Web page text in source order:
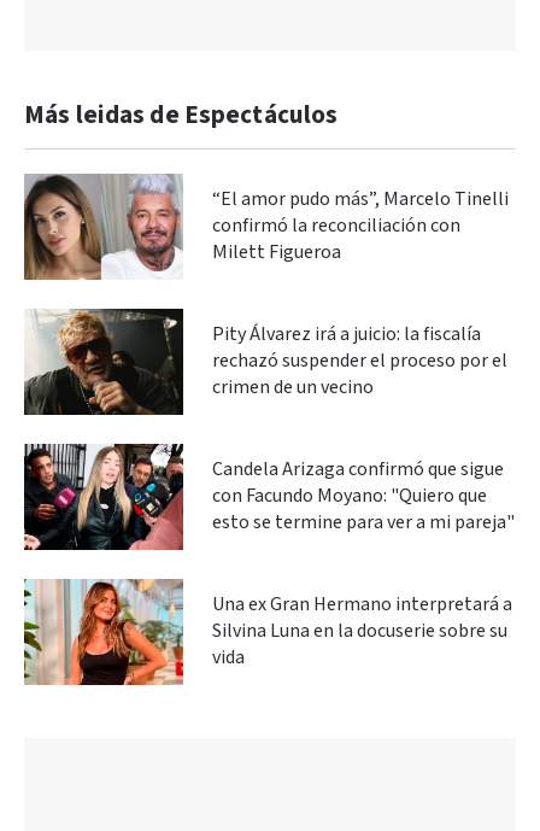
Más leidas de Espectáculos
“El amor pudo más”, Marcelo Tinelli
confirmó la reconciliación con
Milett Figueroa
Pity Álvarez irá a juicio: la fiscalía
rechazó suspender el proceso por el
crimen de un vecino
Candela Arizaga confirmó que sigue
con Facundo Moyano: "Quiero que
esto se termine para ver a mi pareja"
Una ex Gran Hermano interpretará a
Silvina Luna en la docuserie sobre su
vida